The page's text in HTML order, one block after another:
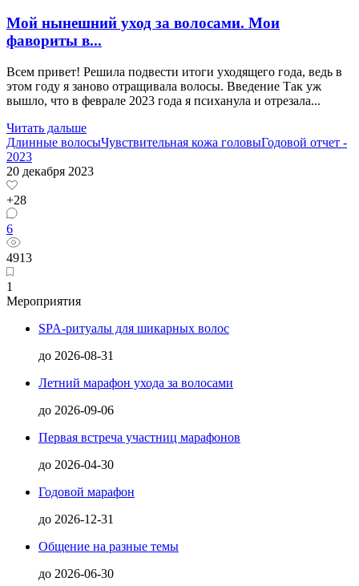
Мой нынешний уход за волосами. Мои
фавориты в...
Всем привет! Решила подвести итоги уходящего года, ведь в
этом году я заново отращивала волосы. Введение Так уж
вышло, что в феврале 2023 года я психанула и отрезала...
Читать дальше
Длинные волосыЧувствительная кожа головыГодовой отчет -
2023
20 декабря 2023
+28
6
4913
1
Мероприятия
SPA-ритуалы для шикарных волос
до 2026-08-31
Летний марафон ухода за волосами
до 2026-09-06
Первая встреча участниц марафонов
до 2026-04-30
Годовой марафон
до 2026-12-31
Общение на разные темы
до 2026-06-30